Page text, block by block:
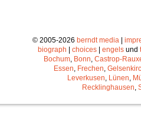
© 2005-2026 berndt media |
biograph | choices | engels und
Bochum Bonn Castrop-
Essen Frechen
Leverkusen Lünen
Recklinghausen